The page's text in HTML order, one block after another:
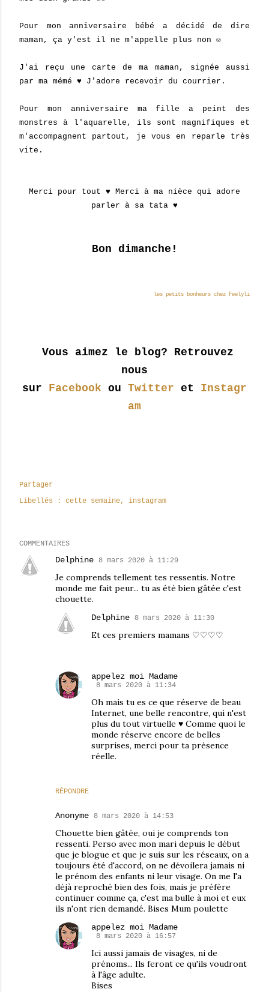
Pour mon anniversaire bébé a décidé de dire
maman, ça y'est il ne m'appelle plus non ☺
J'ai reçu une carte de ma maman, signée aussi
par ma mémé ♥ J'adore recevoir du courrier.
Pour mon anniversaire ma fille a peint des
monstres à l'aquarelle, ils sont magnifiques et
m'accompagnent partout, je vous en reparle très
vite.
Merci pour tout ♥ Merci à ma nièce qui adore
parler à sa tata ♥
Bon dimanche!
les petits bonheurs chez Feelyli
Vous aimez le blog? Retrouvez
nous
sur Facebook ou Twitter et Instagr
am
Partager
Libellés :
cette semaine instagram
COMMENTAIRES
Delphine 8 mars 2020 à 11:29
Je comprends tellement tes ressentis. Notre
monde me fait peur... tu as été bien gâtée c'est
chouette.
RÉPONDRE
Delphine 8 mars 2020 à 11:30
Et ces premiers mamans ♡♡♡♡
appelez moi Madame
8 mars 2020 à 11:34
Oh mais tu es ce que réserve de beau
Internet, une belle rencontre, qui n'est
plus du tout virtuelle ♥ Comme quoi le
monde réserve encore de belles
surprises, merci pour ta présence
réelle.
Anonyme 8 mars 2020 à 14:53
Chouette bien gâtée, oui je comprends ton
ressenti. Perso avec mon mari depuis le début
que je blogue et que je suis sur les réseaux, on a
toujours été d'accord, on ne dévoilera jamais ni
le prénom des enfants ni leur visage. On me l'a
déjà reproché bien des fois, mais je préfère
continuer comme ça, c'est ma bulle à moi et eux
ils n'ont rien demandé. Bises Mum poulette
appelez moi Madame
8 mars 2020 à 16:57
Ici aussi jamais de visages, ni de
prénoms... Ils feront ce qu'ils voudront
à l'âge adulte.
Bises